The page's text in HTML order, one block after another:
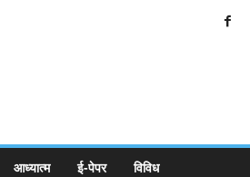
आध्यात्म ई-पेपर विविध